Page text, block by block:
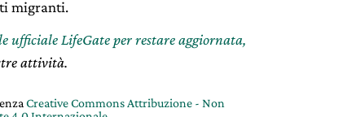
migranti.
ufficiale LifeGate per restare aggiornata,
attività.
Creative Commons Attribuzione - Non